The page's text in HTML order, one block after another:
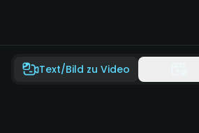
Text/Bild zu Video